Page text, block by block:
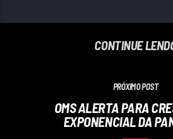
CONTINUE
PRÓXIMO POST
OMS ALERTA PARA
EXPONENCIAL DA